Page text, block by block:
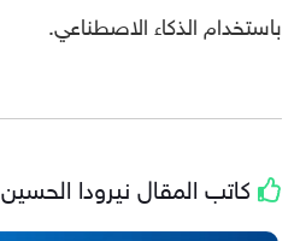
باستخدام الذكاء الاصطناعي.
كاتب المقال نيرودا الحسين